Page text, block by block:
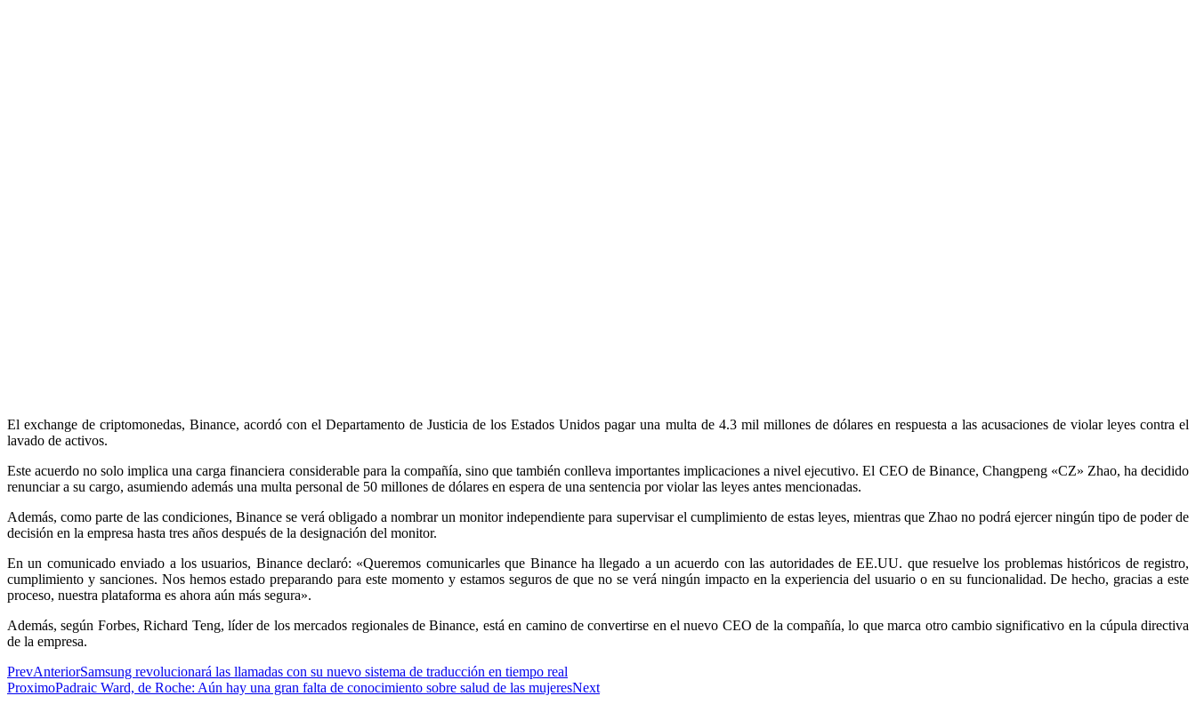
El exchange de criptomonedas, Binance, acordó con el Departamento de Justicia de los Estados Unidos pagar una multa de 4.3 mil millones de dólares en respuesta a las acusaciones de violar leyes contra el
lavado de activos.
Este acuerdo no solo implica una carga financiera considerable para la compañía, sino que también conlleva importantes implicaciones a nivel ejecutivo. El CEO de Binance, Changpeng «CZ» Zhao, ha decidido
renunciar a su cargo, asumiendo además una multa personal de 50 millones de dólares en espera de una sentencia por violar las leyes antes mencionadas.
Además, como parte de las condiciones, Binance se verá obligado a nombrar un monitor independiente para supervisar el cumplimiento de estas leyes, mientras que Zhao no podrá ejercer ningún tipo de poder de
decisión en la empresa hasta tres años después de la designación del monitor.
En un comunicado enviado a los usuarios, Binance declaró: «Queremos comunicarles que Binance ha llegado a un acuerdo con las autoridades de EE.UU. que resuelve los problemas históricos de registro,
cumplimiento y sanciones. Nos hemos estado preparando para este momento y estamos seguros de que no se verá ningún impacto en la experiencia del usuario o en su funcionalidad. De hecho, gracias a este
proceso, nuestra plataforma es ahora aún más segura».
Además, según Forbes, Richard Teng, líder de los mercados regionales de Binance, está en camino de convertirse en el nuevo CEO de la compañía, lo que marca otro cambio significativo en la cúpula directiva
de la empresa.
PrevAnteriorSamsung revolucionará las llamadas con su nuevo sistema de traducción en tiempo real
ProximoPadraic Ward, de Roche: Aún hay una gran falta de conocimiento sobre salud de las mujeresNext